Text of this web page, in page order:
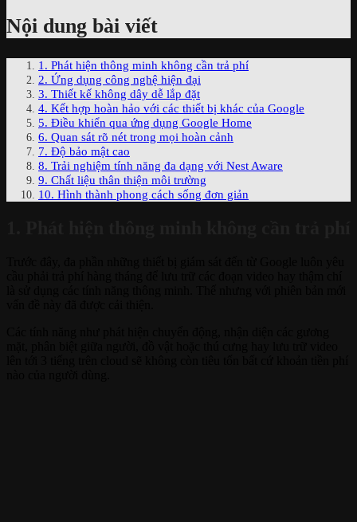
Nội dung bài viết
1. Phát hiện thông minh không cần trả phí
2. Ứng dụng công nghệ hiện đại
3. Thiết kế không dây dễ lắp đặt
4. Kết hợp hoàn hảo với các thiết bị khác của Google
5. Điều khiển qua ứng dụng Google Home
6. Quan sát rõ nét trong mọi hoàn cảnh
7. Độ bảo mật cao
8. Trải nghiệm tính năng đa dạng với Nest Aware
9. Chất liệu thân thiện môi trường
10. Hình thành phong cách sống đơn giản